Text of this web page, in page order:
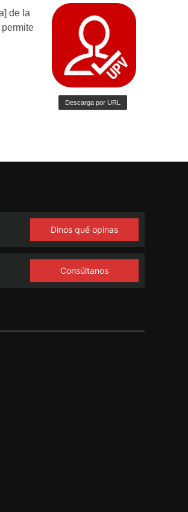
Dinos qué opinas
Consúltanos